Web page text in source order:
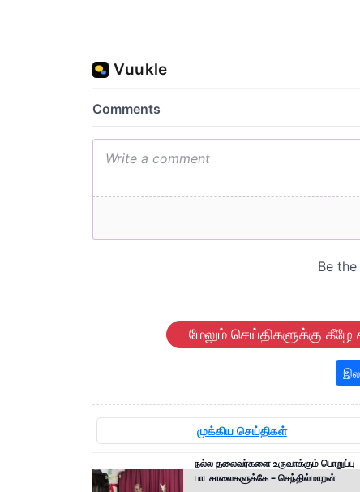
மேலும் செய்திகளுக்கு கீழே
முக்கிய செய்திகள்
நல்ல தலைவர்களை உருவாக்கும் பொறுப்பு
பாடசாலைகளுக்கே – செந்தில்மாறன்